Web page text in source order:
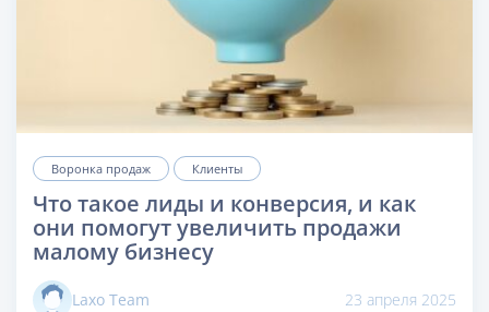
Воронка продаж Клиенты
Что такое лиды и конверсия, и как
они помогут увеличить продажи
малому бизнесу
Laxo Team 23 апреля 2025